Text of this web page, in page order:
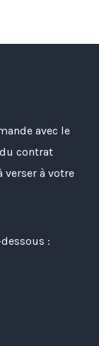
avec le
contrat
verser à votre
: